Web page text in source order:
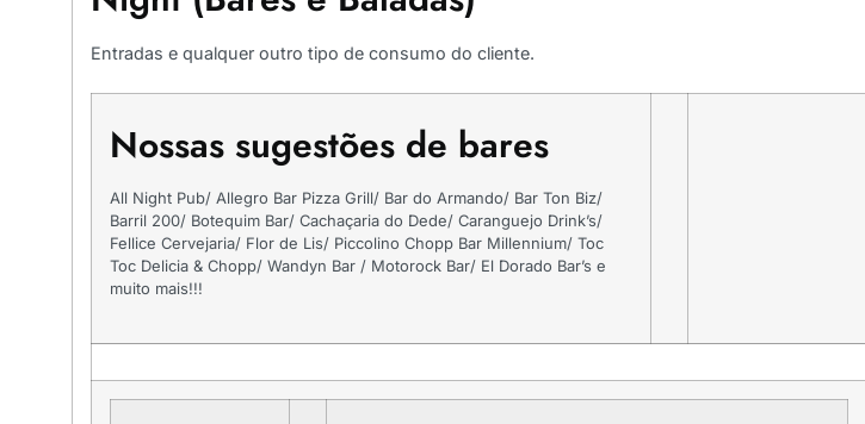
Entradas e qualquer outro tipo de consumo do cliente.
Nossas sugestões de bares
All Night Pub/ Allegro Bar Pizza Grill/ Bar do Armando/ Bar Ton Biz/
Barril 200/ Botequim Bar/ Cachaçaria do Dede/ Caranguejo Drink’s/
Fellice Cervejaria/ Flor de Lis/ Piccolino Chopp Bar Millennium/ Toc
Toc Delicia & Chopp/ Wandyn Bar / Motorock Bar/ El Dorado Bar’s e
muito mais!!!